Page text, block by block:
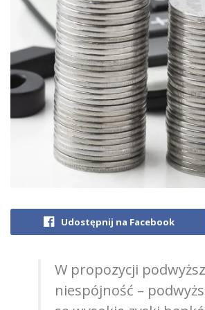
Udostępnij na Facebook
W propozycji
niespójność –